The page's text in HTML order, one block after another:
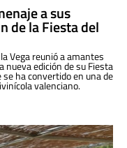
a sus
de la Fiesta del
Vega reunió a amantes
nueva edición de su Fiesta
se ha convertido en una de
valenciano.